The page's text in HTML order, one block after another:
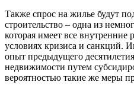
Также спрос на жилье будут
строительство – одна из
которая имеет все внутренние
условиях кризиса и санкций.
опыт предыдущего
недвижимости путем
вероятностью такие же меры